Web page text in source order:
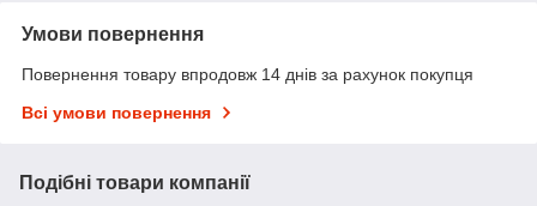
Умови повернення
Повернення товару впродовж 14 днів за рахунок покупця
Всі умови повернення
Подібні товари компанії